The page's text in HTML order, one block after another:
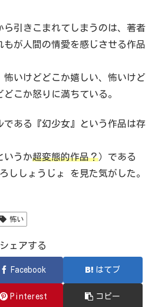
ら引きこまれてしまうのは、著者
が人間の情愛を感じさせる作品
怖いけどどこか嬉しい、怖いけど
こか怒りに満ちている。
である『幻少女』という作品は存
いうか超変態的作品？）である
ししょうじょ を見た気がした。
怖い
シェアする
Facebook はてブ
Pinterest コピー